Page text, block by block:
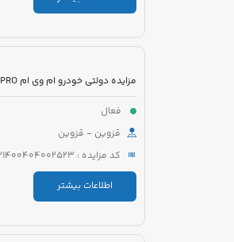
فعال
قزوین - قزوین
کد مزایده : 5521400404002523
اطلاعات بیشتر